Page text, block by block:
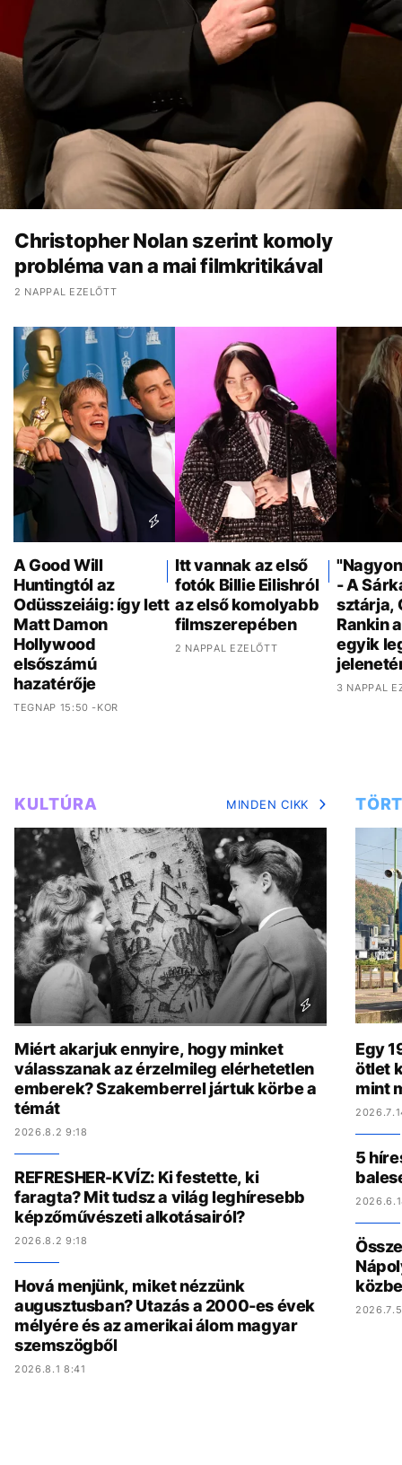
Christopher Nolan szerint komoly
probléma van a mai filmkritikával
2 NAPPAL EZELŐTT
A Good Will
Huntingtól az
Odüsszeiáig: így lett
Matt Damon
Hollywood
elsőszámú
hazatérője
TEGNAP 15:50 -KOR
Itt vannak az első
fotók Billie Eilishról
az első komolyabb
filmszerepében
2 NAPPAL EZELŐTT
- A
sztárja,
Rankin
egyik
3 NAPPAL
KULTÚRA MINDEN CIKK
Miért akarjuk ennyire, hogy minket
válasszanak az érzelmileg elérhetetlen
emberek? Szakemberrel jártuk körbe a
témát
2026.8.2 9:18
REFRESHER-KVÍZ: Ki festette, ki
faragta? Mit tudsz a világ leghíresebb
képzőművészeti alkotásairól?
2026.8.2 9:18
Hová menjünk, miket nézzünk
augusztusban? Utazás a 2000-es évek
mélyére és az amerikai álom magyar
szemszögből
2026.8.1 8:41
Egy
ötlet
mint
5